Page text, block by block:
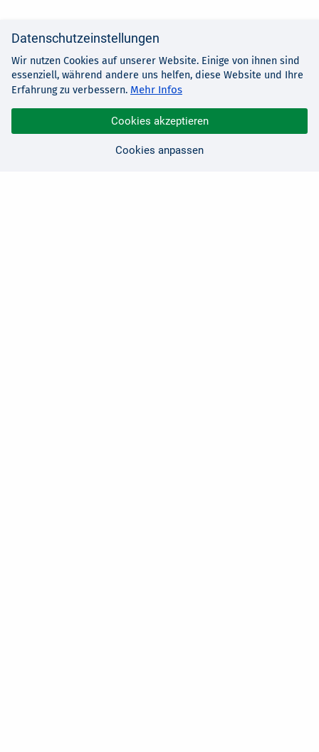
Datenschutzeinstellungen
Wir nutzen Cookies auf unserer Website. Einige von ihnen sind
essenziell, während andere uns helfen, diese Website und Ihre
Erfahrung zu verbessern. Mehr Infos
Cookies akzeptieren
Cookies anpassen